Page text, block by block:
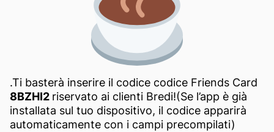
.Ti basterà inserire il codice codice Friends Card
8BZHI2 riservato ai clienti Bredi!(Se l’app è già
installata sul tuo dispositivo, il codice apparirà
automaticamente con i campi precompilati)